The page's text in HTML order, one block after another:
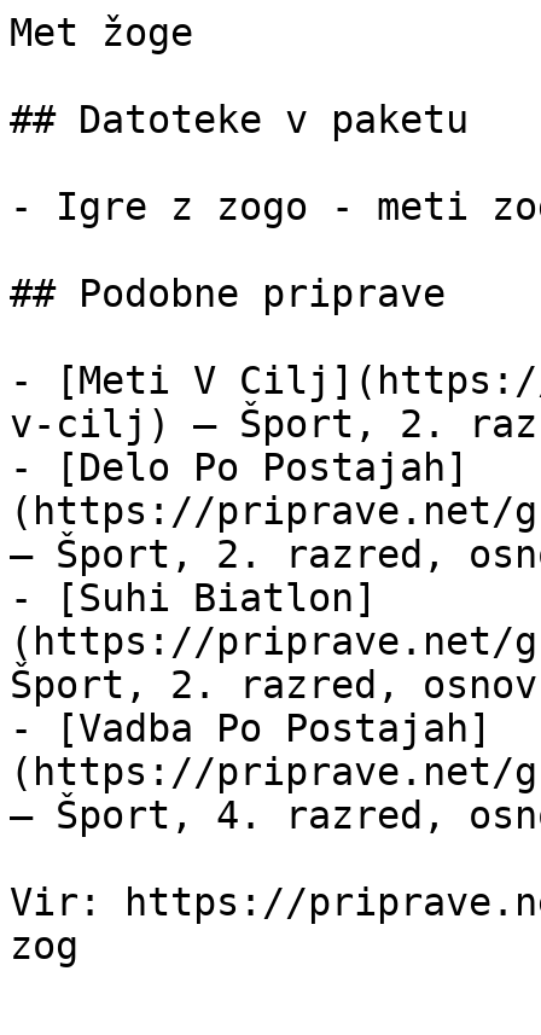
Met žoge
## Datoteke v paketu
- Igre z zogo - meti
## Podobne priprave
- [Meti V Cilj](https://
v-cilj) — Šport, 2.
- [Delo Po Postajah]
(https://priprave.net/
— Šport, 2. razred,
- [Suhi Biatlon]
(https://priprave.net/
Šport, 2. razred,
- [Vadba Po Postajah]
(https://priprave.net/
— Šport, 4. razred,
Vir: https://